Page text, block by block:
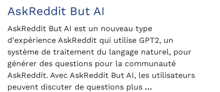
AskReddit But AI
AskReddit But AI est un nouveau type
d'expérience AskReddit qui utilise GPT2, un
système de traitement du langage naturel, pour
générer des questions pour la communauté
AskReddit. Avec AskReddit But AI, les utilisateurs
peuvent discuter de questions plus ...